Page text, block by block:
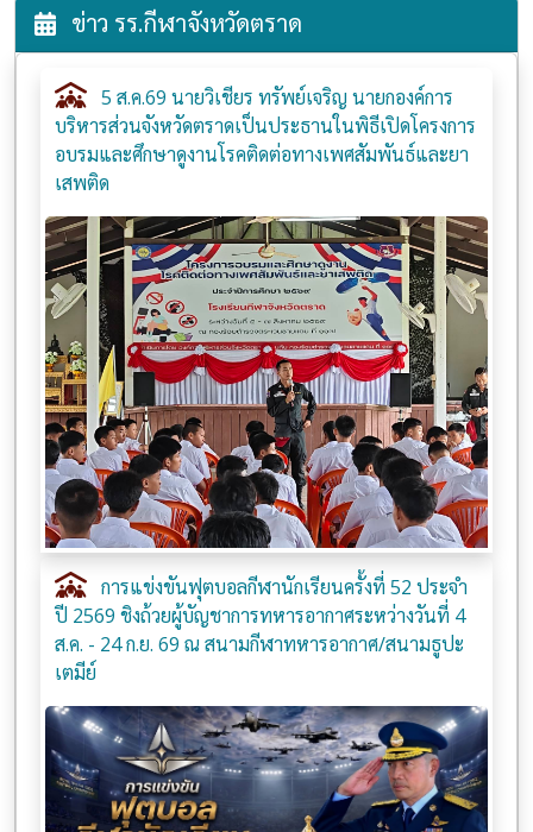
ข่าว รร.กีฬาจังหวัดตราด
5 ส.ค.69 นายวิเชียร ทรัพย์เจริญ นายกองค์การ
บริหารส่วนจังหวัดตราดเป็นประธานในพิธีเปิดโครงการ
อบรมและศึกษาดูงานโรคติดต่อทางเพศสัมพันธ์และยา
เสพติด
การแข่งขันฟุตบอลกีฬานักเรียนครั้งที่ 52 ประจำ
ปี 2569 ชิงถ้วยผู้บัญชาการทหารอากาศระหว่างวันที่ 4
ส.ค. - 24 ก.ย. 69 ณ สนามกีฬาทหารอากาศ/สนามธูปะ
เตมีย์